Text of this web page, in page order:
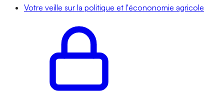
Votre veille sur la politique et l'écononomie agricole